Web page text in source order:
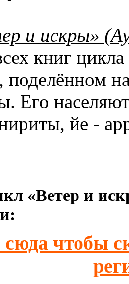
и искры»
книг
поделённом
Его
йе -
«Ветер и
чтобы